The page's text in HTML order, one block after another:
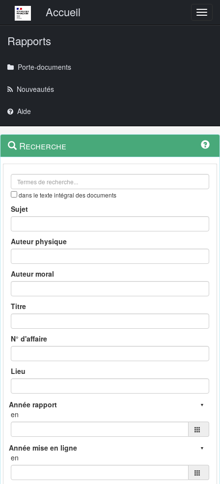
Menu principalAccueil
Rapports
Porte-documents
Nouveautés
Aide
Navigation
outils
Menu
contextuel
Recherche
dans le texte intégral des documents
Sujet
Auteur physique
Auteur moral
Titre
N° d'affaire
Lieu
en
en